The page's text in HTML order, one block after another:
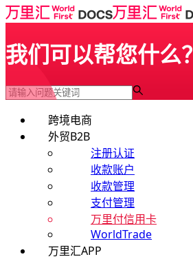
我们可以帮您什么？
跨境电商
外贸B2B
注册认证
收款账户
收款管理
支付管理
万里付信用卡
WorldTrade
万里汇APP